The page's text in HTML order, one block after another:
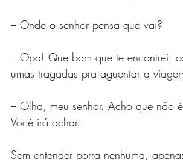
– Onde o senhor pensa que vai?
– Opa! Que bom que te encontrei,
umas tragadas pra aguentar a
– Olha, meu senhor. Acho que não
Você irá achar.
Sem entender porra nenhuma,